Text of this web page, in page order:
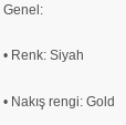
Genel:
• Renk: Siyah
• Nakış rengi: Gold